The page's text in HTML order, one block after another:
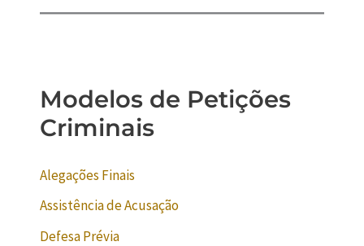
Modelos de Petições
Criminais
Alegações Finais
Assistência de Acusação
Defesa Prévia